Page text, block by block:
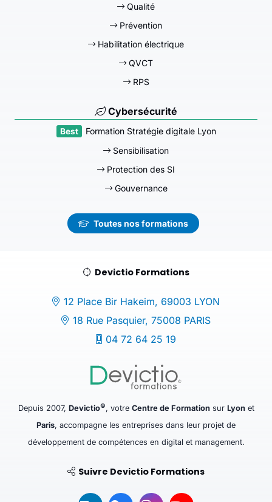
Qualité
Prévention
Habilitation électrique
QVCT
RPS
Cybersécurité
Formation Stratégie digitale Lyon
Sensibilisation
Protection des SI
Gouvernance
Toutes nos formations
Devictio Formations
12 Place Bir Hakeim, 69003 LYON
18 Rue Pasquier, 75008 PARIS
04 72 64 25 19
Depuis 2007, Devictio©, votre Centre de Formationsur Lyonet
Paris, accompagne les entreprises dans leur projet de
développement de compétences en digital et management.
Suivre Devictio Formations